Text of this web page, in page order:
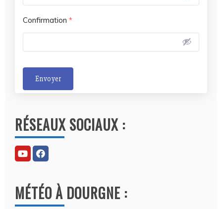
Confirmation *
Envoyer
t
e
r
n
t
i
RÉSEAUX SOCIAUX :
MÉTÉO À DOURGNE :